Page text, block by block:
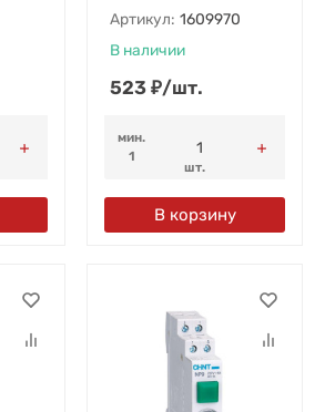
Артикул: 1609970
В наличии
523 ₽/шт.
мин.
1
шт.
В корзину